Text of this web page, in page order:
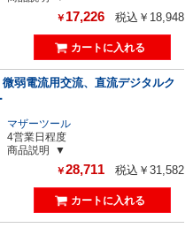
￥ 17,226 税込￥18,948
微弱電流用交流、直流デジタルク
マザーツール
4営業日程度
商品説明
￥28,711 税込￥31,582